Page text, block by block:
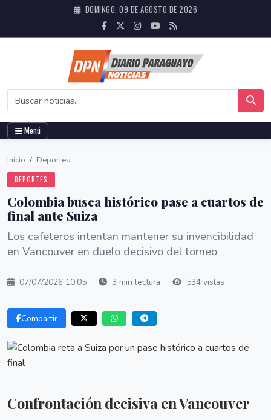
DOMINGO, 09 DE AGOSTO DE 2026
Menú
Inicio / Deportes
DEPORTES
Colombia busca histórico pase a cuartos de
final ante Suiza
Los cafeteros intentan mantener su invencibilidad
en Vancouver en duelo decisivo del torneo
07/07/2026 10:05 3 min lectura 534 vistas
Compartir
Confrontación decisiva en Vancouver